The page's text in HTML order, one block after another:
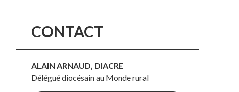
CONTACT
ALAIN ARNAUD, DIACRE
Délégué diocésain au Monde rural